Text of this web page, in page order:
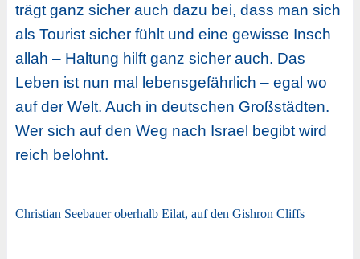
trägt ganz sicher auch dazu bei, dass man sich
als Tourist sicher fühlt und eine gewisse Insch
allah – Haltung hilft ganz sicher auch. Das
Leben ist nun mal lebensgefährlich – egal wo
auf der Welt. Auch in deutschen Großstädten.
Wer sich auf den Weg nach Israel begibt wird
reich belohnt.
Christian Seebauer oberhalb Eilat, auf den Gishron Cliffs